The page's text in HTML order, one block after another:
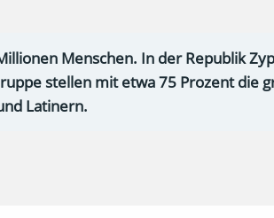
Menschen. In der Republik
stellen mit etwa 75 Prozent
Latinern.